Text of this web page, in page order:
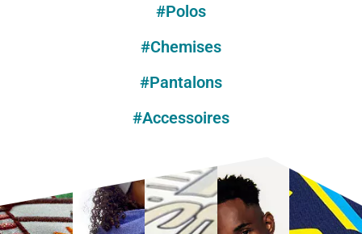
#Polos
#Chemises
#Pantalons
#Accessoires